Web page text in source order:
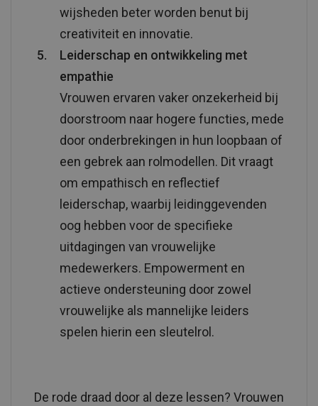
wijsheden beter worden benut bij
creativiteit en innovatie.
Leiderschap en ontwikkeling met
empathie
Vrouwen ervaren vaker onzekerheid bij
doorstroom naar hogere functies, mede
door onderbrekingen in hun loopbaan of
een gebrek aan rolmodellen. Dit vraagt
om empathisch en reflectief
leiderschap, waarbij leidinggevenden
oog hebben voor de specifieke
uitdagingen van vrouwelijke
medewerkers. Empowerment en
actieve ondersteuning door zowel
vrouwelijke als mannelijke leiders
spelen hierin een sleutelrol.
De rode draad door al deze lessen? Vrouwen